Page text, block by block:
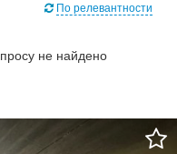
По релевантности
не найдено